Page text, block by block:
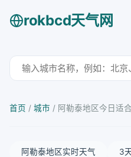
rokbcd天气网
首页 / 城市 / 阿勒泰地区今日适
阿勒泰地区实时天气 3